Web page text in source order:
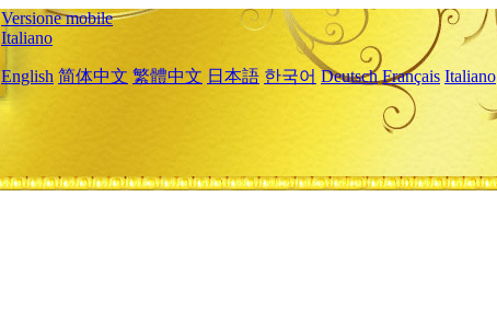
Versione mobile
Italiano
English 简体中文 繁體中文 日本語 한국어 Deutsch Français Italiano